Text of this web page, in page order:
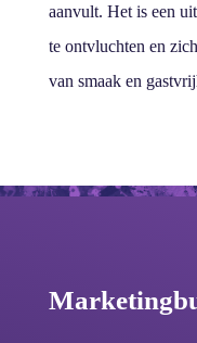
aanvult. Het is een
te ontvluchten en
van smaak en